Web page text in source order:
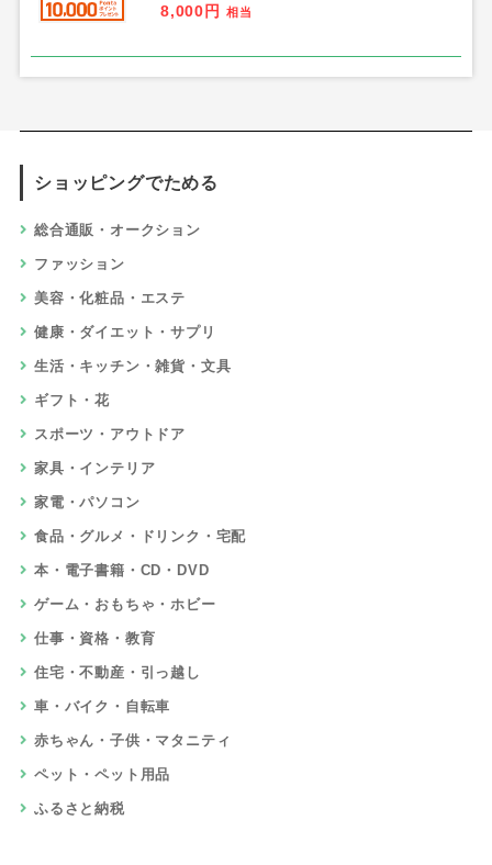
8,000円
相当
ショッピングでためる
総合通販・オークション
ファッション
美容・化粧品・エステ
健康・ダイエット・サプリ
生活・キッチン・雑貨・文具
ギフト・花
スポーツ・アウトドア
家具・インテリア
家電・パソコン
食品・グルメ・ドリンク・宅配
本・電子書籍・CD・DVD
ゲーム・おもちゃ・ホビー
仕事・資格・教育
住宅・不動産・引っ越し
車・バイク・自転車
赤ちゃん・子供・マタニティ
ペット・ペット用品
ふるさと納税